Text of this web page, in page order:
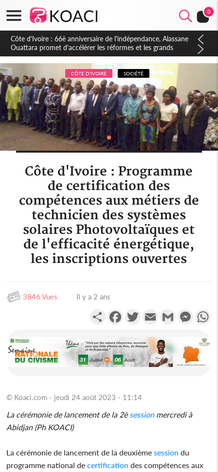
0
Côte d'Ivoire : À Abidjan, Amadou Oury Bah admire le modèle
ivoirien et veut s'en inspirer pour accélérer le développement
de la Guinée
CÔTE D'IVOIRE SOCIÉTÉ
Côte d'Ivoire : Programme
de certification des
compétences aux métiers de
technicien des systèmes
solaires Photovoltaïques et
de l'efficacité énergétique,
les inscriptions ouvertes
3846 Vues Il y a 2 ans
PartagerFacebookTwitterEmail Gmail
© Koaci.com - jeudi 24 août 2023 - 11:14
La cérémonie de lancement de la 2è sessionmercredi à
Abidjan (Ph KOACI)
La cérémonie de lancement de la deuxièmesession du
programme national decertification des compétences aux